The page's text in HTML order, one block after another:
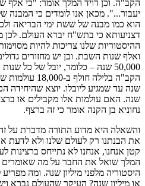
הקב"ה. וכן דויד המלך אומר: "כי אלף
יעבור...". מכאן אנו לומדים כי המבנה
הוא כמו מבנה של ששת ימי הבריאה
דצניעותא כי בתש"ח יברא העולם.
ההיסטוריות שלנו צריכות להיות
ואלף שנות השבת. וכן יש מחזורים
50,000 שנה – כלומר, יובל של כל
שנה. האם עולמות אלו מקבילים או
נחוניא בן הקנה אומר כי זה ברצף.
והשאלה היא מדוע התורה מדברת על
את הבנתנו רק לעולם שלנו ולא לדעת
קטן אנחנו, אנחנו לא נתייחס ברצינות
המלך שואל את החבר על מה שאומרים
או מיליון שנה? העיקר שהעולם נברא